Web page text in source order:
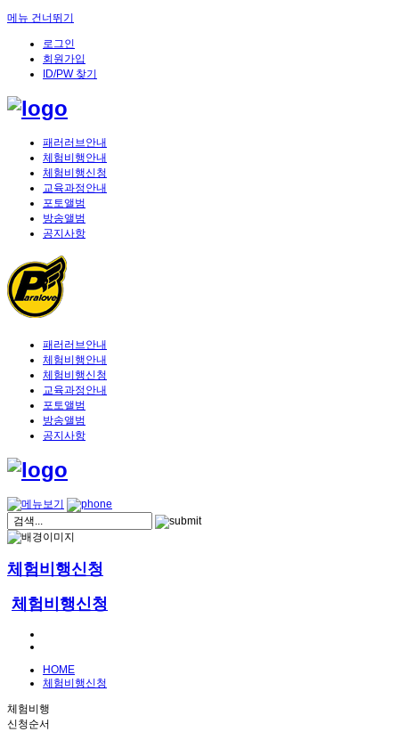
메뉴 건너뛰기
로그인
회원가입
ID/PW 찾기
패러러브안내
체험비행안내
체험비행신청
교육과정안내
포토앨범
방송앨범
공지사항
패러러브안내
체험비행안내
체험비행신청
교육과정안내
포토앨범
방송앨범
공지사항
체험비행신청
체험비행신청
HOME
체험비행신청
체험비행
신청순서